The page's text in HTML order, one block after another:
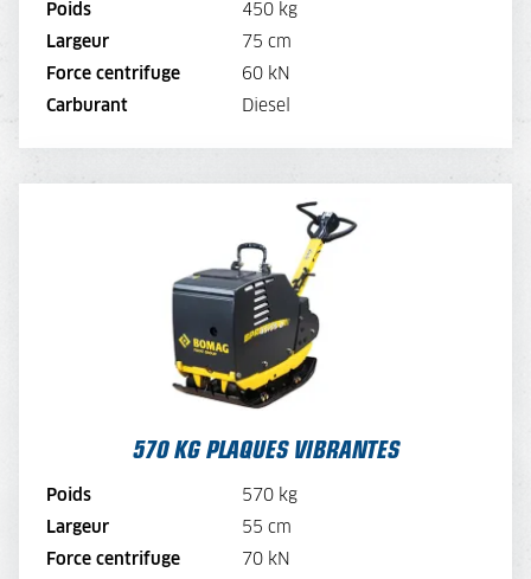
Poids
450 kg
Largeur
75 cm
Force centrifuge
60 kN
Carburant
Diesel
VOIR LA BROCHURE
LOUER MAINTENANT
570 KG PLAQUES VIBRANTES
Poids
570 kg
Largeur
55 cm
Force centrifuge
70 kN
570 KG PLAQUES VIBRANTES
75,-
60,-
45,-
VOIR LA MACHINE
VOIR LA BROCHURE